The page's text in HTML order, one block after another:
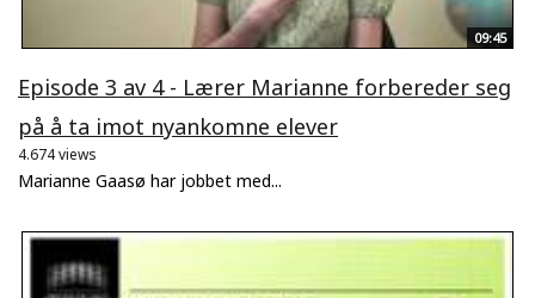
09:45
Episode 3 av 4 - Lærer Marianne forbereder seg
på å ta imot nyankomne elever
4.674 views
Marianne Gaasø har jobbet med...